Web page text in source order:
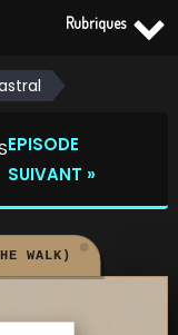
EPISODE
SUIVANT »
WALK)
Rubriques